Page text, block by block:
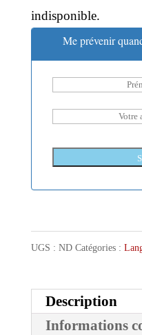
indisponible.
Me prévenir
UGS : ND Catégories :
Description
Informations